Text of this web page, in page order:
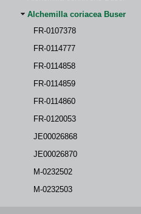
Alchemilla coriacea Buser
FR-0107378
FR-0114777
FR-0114858
FR-0114859
FR-0114860
FR-0120053
JE00026868
JE00026870
M-0232502
M-0232503